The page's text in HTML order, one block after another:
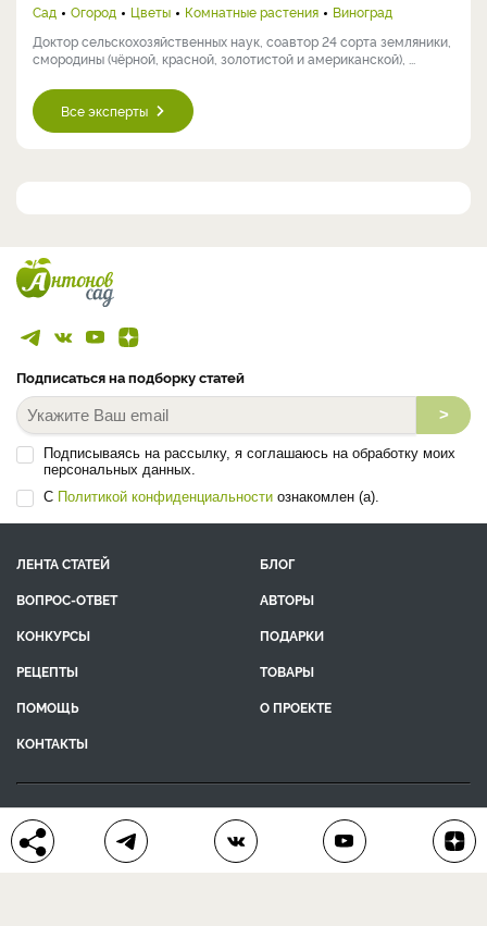
Сад Огород Цветы Комнатные растения
Виноград
Доктор сельскохозяйственных наук, соавтор 24 сорта земляники,
смородины (чёрной, красной, золотистой и американской), ...
Все эксперты
Подписаться на подборку статей
>
Подписываясь на рассылку, я соглашаюсь на обработку моих
персональных данных.
С Политикой конфиденциальности ознакомлен (а).
ЛЕНТА СТАТЕЙ
БЛОГ
ВОПРОС-ОТВЕТ
АВТОРЫ
КОНКУРСЫ
ПОДАРКИ
РЕЦЕПТЫ
ТОВАРЫ
ПОМОЩЬ
О ПРОЕКТЕ
КОНТАКТЫ
календарь дачника
сад и огород
цветы и растения
дачный дизайн